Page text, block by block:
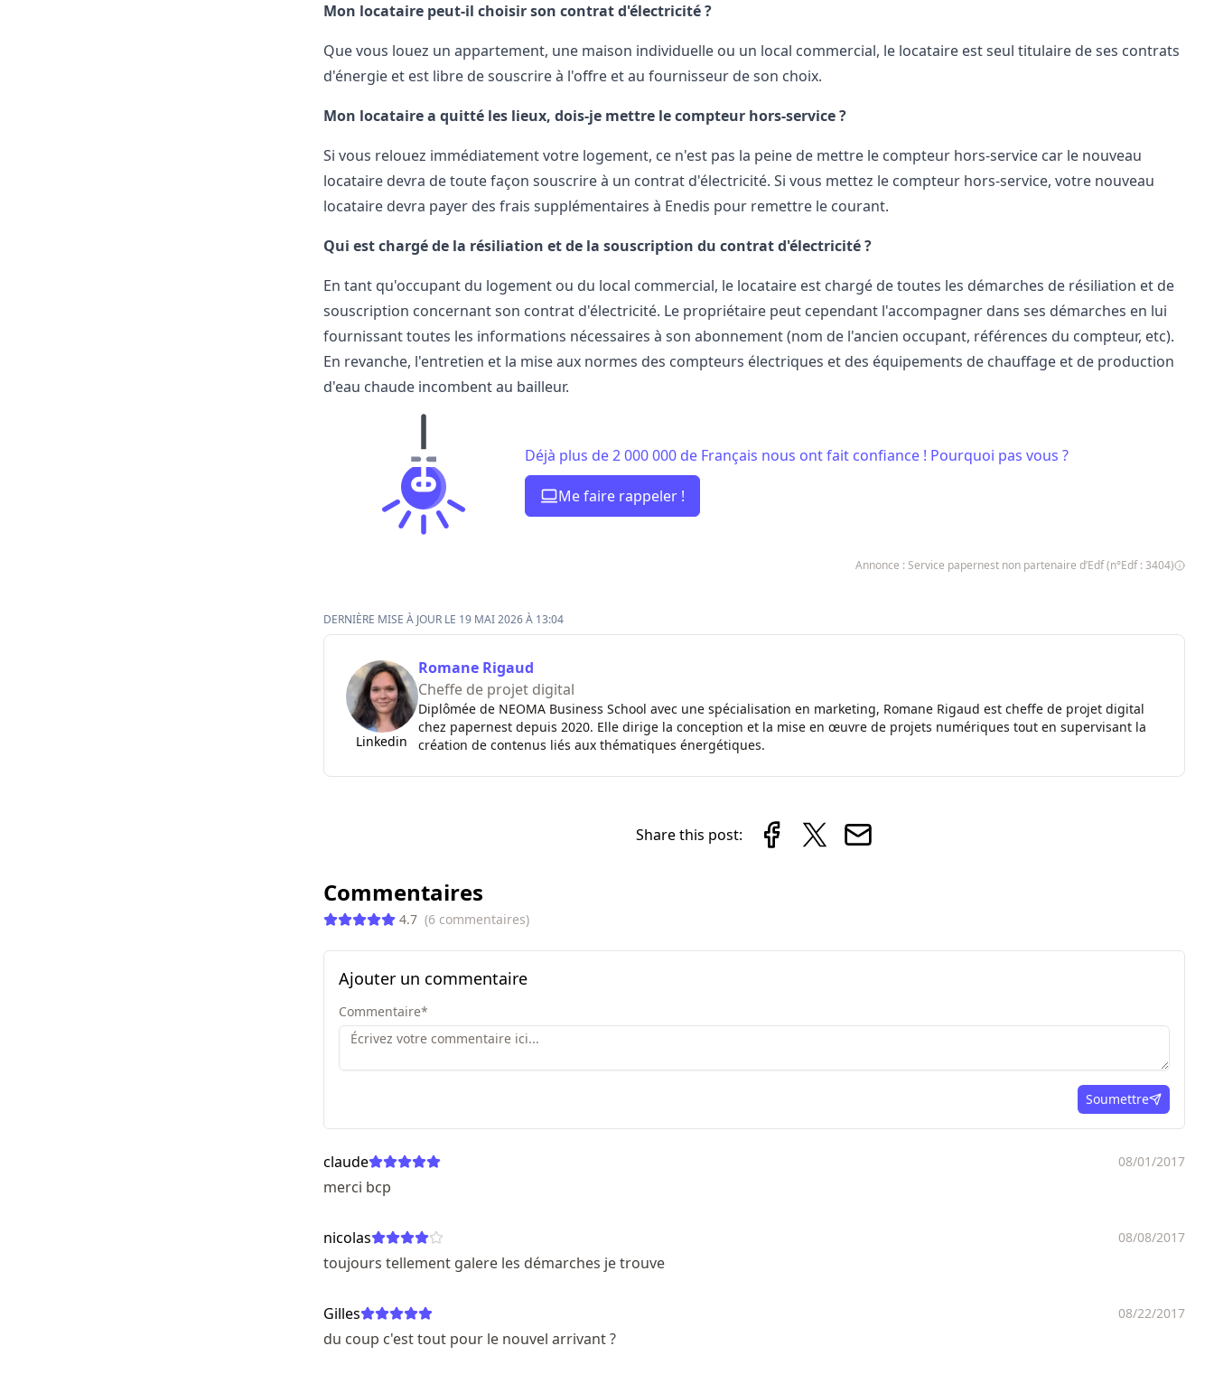
Mon locataire peut-il choisir son contrat d'électricité ?
Que vous louez un appartement, une maison individuelle ou un local commercial, le locataire est seul titulaire de ses contrats
d'énergie et est libre de souscrire à l'offre et au fournisseur de son choix.
Mon locataire a quitté les lieux, dois-je mettre le compteur hors-service ?
Si vous relouez immédiatement votre logement, ce n'est pas la peine de mettre le compteur hors-service car le nouveau
locataire devra de toute façon souscrire à un contrat d'électricité. Si vous mettez le compteur hors-service, votre nouveau
locataire devra payer des frais supplémentaires à Enedis pour remettre le courant.
Qui est chargé de la résiliation et de la souscription du contrat d'électricité ?
En tant qu'occupant du logement ou du local commercial, le locataire est chargé de toutes les démarches de résiliation et de
souscription concernant son contrat d'électricité. Le propriétaire peut cependant l'accompagner dans ses démarches en lui
fournissant toutes les informations nécessaires à son abonnement (nom de l'ancien occupant, références du compteur, etc).
En revanche, l'entretien et la mise aux normes des compteurs électriques et des équipements de chauffage et de production
d'eau chaude incombent au bailleur.
Déjà plus de 2 000 000 de Français nous ont fait confiance ! Pourquoi pas vous ?
Me faire rappeler !
Annonce : Service papernest non partenaire d’Edf (n°Edf : 3404)
DERNIÈRE MISE À JOUR LE 19 MAI 2026 À 13:04
Linkedin
Romane Rigaud
Cheffe de projet digital
Diplômée de NEOMA Business School avec une spécialisation en marketing, Romane Rigaud est cheffe de projet digital
chez papernest depuis 2020. Elle dirige la conception et la mise en œuvre de projets numériques tout en supervisant la
création de contenus liés aux thématiques énergétiques.
Share this post:
Commentaires
4.7 (6 commentaires)
Ajouter un commentaire
Commentaire*
Soumettre
claude 08/01/2017
merci bcp
nicolas 08/08/2017
toujours tellement galere les démarches je trouve
Gilles 08/22/2017
du coup c'est tout pour le nouvel arrivant ?